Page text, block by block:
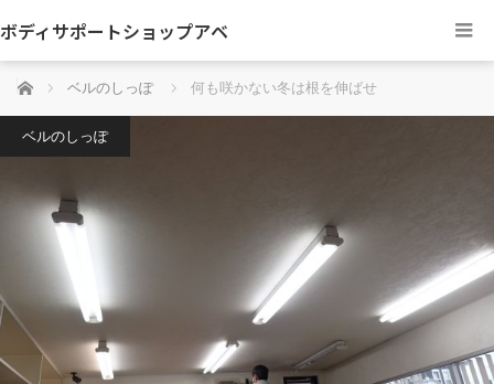
ボディサポートショップアベ
ホーム ベルのしっぽ 何も咲かない冬は根を伸ばせ
ベルのしっぽ